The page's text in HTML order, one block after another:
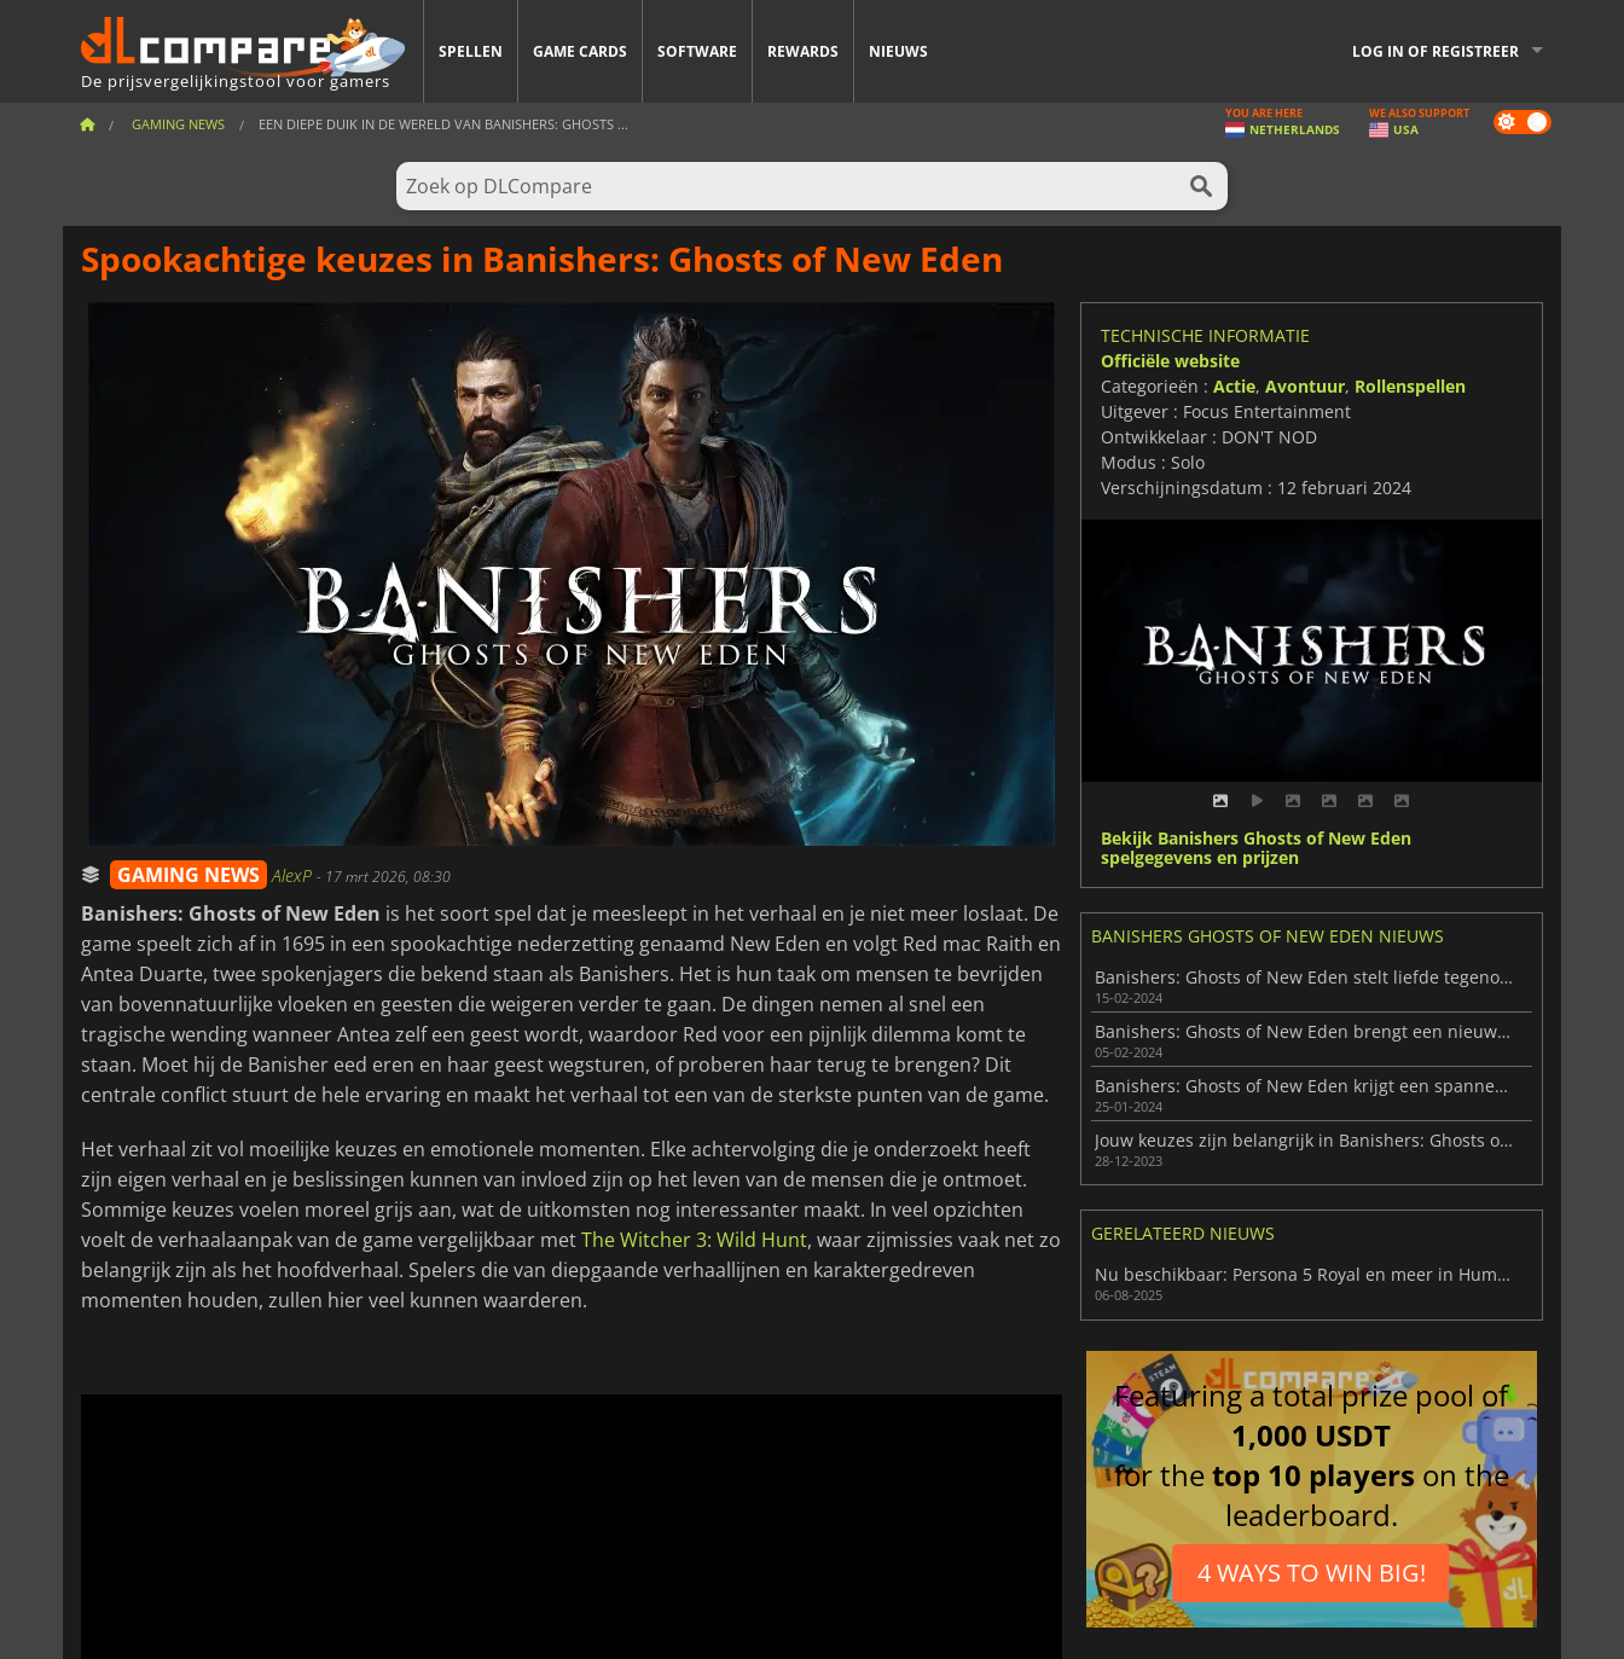
De prijsvergelijkingstool voor gamers
SPELLEN GAME CARDS SOFTWARE REWARDS NIEUWS LOG IN OF REGISTREER
GAMING NEWS EEN DIEPE DUIK IN DE WERELD VAN BANISHERS: GHOSTS ... Dark
mode
YOU ARE HERE
NETHERLANDS
WE ALSO SUPPORT
USA
Spookachtige keuzes in Banishers: Ghosts of New Eden
GAMING NEWS AlexP - 17 mrt 2026, 08:30
Banishers: Ghosts of New Eden is het soort spel dat je meesleept in het verhaal en je niet meer loslaat. De
game speelt zich af in 1695 in een spookachtige nederzetting genaamd New Eden en volgt Red mac Raith en
Antea Duarte, twee spokenjagers die bekend staan als Banishers. Het is hun taak om mensen te bevrijden
van bovennatuurlijke vloeken en geesten die weigeren verder te gaan. De dingen nemen al snel een
tragische wending wanneer Antea zelf een geest wordt, waardoor Red voor een pijnlijk dilemma komt te
staan. Moet hij de Banisher eed eren en haar geest wegsturen, of proberen haar terug te brengen? Dit
centrale conflict stuurt de hele ervaring en maakt het verhaal tot een van de sterkste punten van de game.
Het verhaal zit vol moeilijke keuzes en emotionele momenten. Elke achtervolging die je onderzoekt heeft
zijn eigen verhaal en je beslissingen kunnen van invloed zijn op het leven van de mensen die je ontmoet.
Sommige keuzes voelen moreel grijs aan, wat de uitkomsten nog interessanter maakt. In veel opzichten
voelt de verhaalaanpak van de game vergelijkbaar metThe Witcher 3: Wild Hunt, waar zijmissies vaak net zo
belangrijk zijn als het hoofdverhaal. Spelers die van diepgaande verhaallijnen en karaktergedreven
momenten houden, zullen hier veel kunnen waarderen.
TECHNISCHE INFORMATIE
Officiële website
Categorieën : Actie, Avontuur, Rollenspellen
Uitgever : Focus Entertainment
Ontwikkelaar : DON'T NOD
Modus : Solo
Verschijningsdatum : 12 februari 2024
Bekijk Banishers Ghosts of New Eden
spelgegevens en prijzen
BANISHERS GHOSTS OF NEW EDEN NIEUWS
Banishers: Ghosts of New Eden stelt liefde tegenover moraal
15-02-2024
Banishers: Ghosts of New Eden brengt een nieuwe gameplaytrailer uit
05-02-2024
Banishers: Ghosts of New Eden krijgt een spannende verhaaltrailer
25-01-2024
Jouw keuzes zijn belangrijk in Banishers: Ghosts of New Eden
28-12-2023
GERELATEERD NIEUWS
Nu beschikbaar: Persona 5 Royal en meer in Humble Choice
06-08-2025
Featuring a total prize pool of
1,000 USDT
for thetop 10 players on the
leaderboard.
4 WAYS TO WIN BIG!